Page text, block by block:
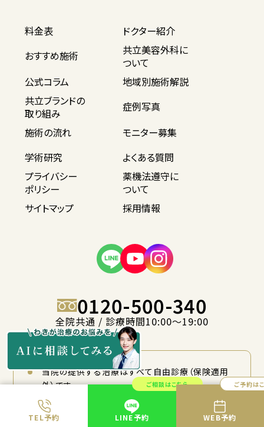
TEL予約
ご相談はこちら
LINE予約
ご予約は
WEB予約
料金表
ドクター紹介
おすすめ施術
共立美容外科に
ついて
公式コラム
地域別施術解説
共立ブランドの
取り組み
症例写真
施術の流れ
モニター募集
学術研究
よくある質問
プライバシー
ポリシー
薬機法遵守に
ついて
サイトマップ
採用情報
0120-500-340
全院共通 / 診療時間10:00〜19:00
当院の提供する治療はすべて自由診療（保険適用
外）です。
治療の効果や仕上がりには個人差があります。